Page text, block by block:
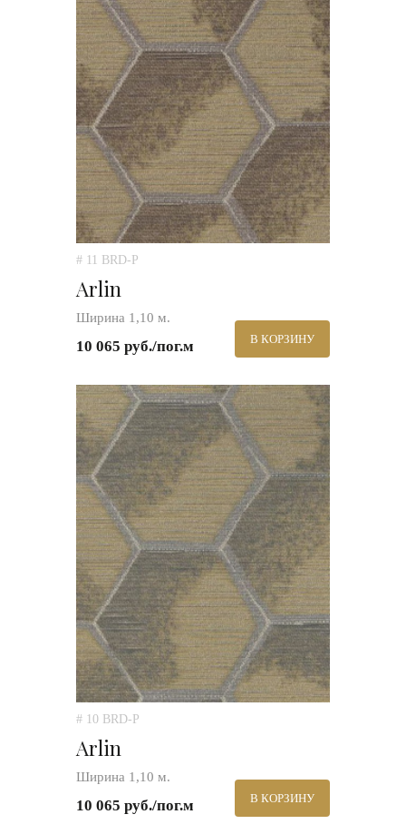
# 11 BRD-P
Arlin
Ширина 1,10 м.
10 065 руб./пог.м В КОРЗИНУ
# 10 BRD-P
Arlin
Ширина 1,10 м.
10 065 руб./пог.м В КОРЗИНУ